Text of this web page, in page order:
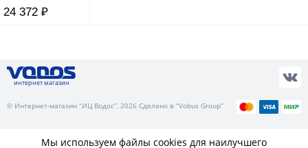
24 372 ₽
интернет магазин
© Интернет-магазин “ИЦ Водос”, 2026 Сделано в “Vobus Group”
Мы используем файлы cookies для наилучшего